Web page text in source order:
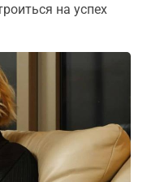
на успех